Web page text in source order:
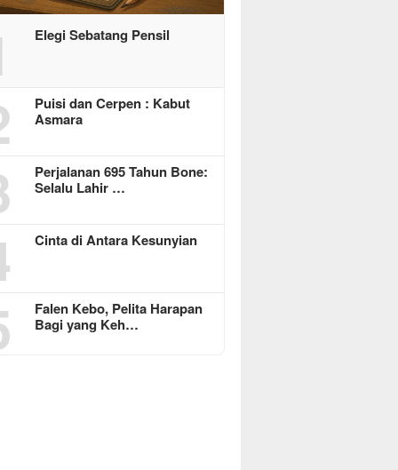
Elegi Sebatang Pensil
Puisi dan Cerpen : Kabut
Asmara
Perjalanan 695 Tahun Bone:
Selalu Lahir …
Cinta di Antara Kesunyian
Falen Kebo, Pelita Harapan
Bagi yang Keh…